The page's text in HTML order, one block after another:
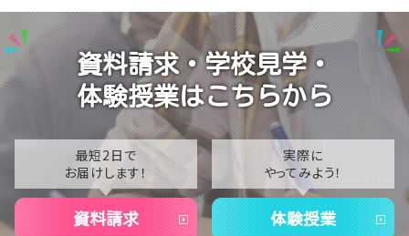
【名古屋】🍋8/1(土)夏Open School開催🍋
【名古屋】🎐2026年・夏季閉校期間のお知らせ🎐
2025
2024
2023
2021
2020
資料請求・学校見学・
体験授業はこちらから
最短2日で
お届けします！
資料請求
実際に
やってみよう！
体験授業